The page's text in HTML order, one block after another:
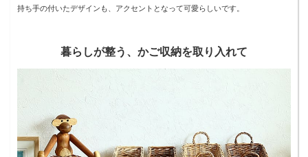
持ち手の付いたデザインも、アクセントとなって可愛らしいです。
暮らしが整う、かご収納を取り入れて